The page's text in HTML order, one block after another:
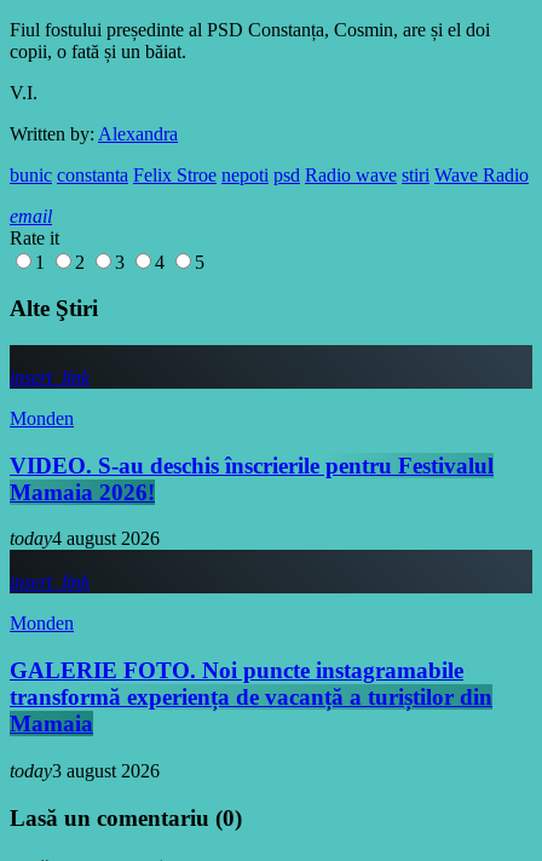
Fiul fostului președinte al PSD Constanța, Cosmin, are și el doi
copii, o fată și un băiat.
V.I.
Written by: Alexandra
bunic constanta Felix Stroe nepoti psd Radio wave stiri Wave Radio
email
Rate it
1
2 3 4 5
Alte Ştiri
insert_link
Monden
VIDEO. S-au deschis înscrierile pentru Festivalul
Mamaia 2026!
today4 august 2026
insert_link
Monden
GALERIE FOTO. Noi puncte instagramabile
transformă experiența de vacanță a turiștilor din
Mamaia
today3 august 2026
Lasă un comentariu (0)